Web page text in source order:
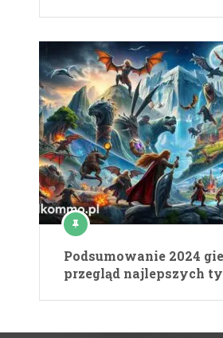
Podsumowanie 2024
przegląd najlepszych